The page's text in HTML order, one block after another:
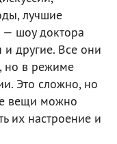
лучшие
шоу доктора
и другие. Все они
но в режиме
Это сложно, но
вещи можно
их настроение и